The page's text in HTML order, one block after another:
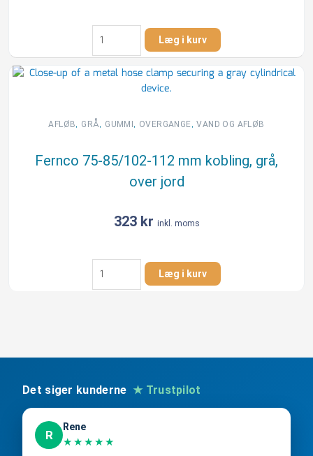
Fernco
75-
85
mm
over
antal
Læg i kurv
AFLØB, GRÅ, GUMMI , OVERGANGE,VAND OG AFLØB
Fernco 75-85/102-112 mm kobling, grå,
over jord
323 kr inkl. moms
Fernco
75-
85/102-
grå,
jord
Læg i kurv
Det siger kunderne ★ Trustpilot
R
Rene
★★★★★